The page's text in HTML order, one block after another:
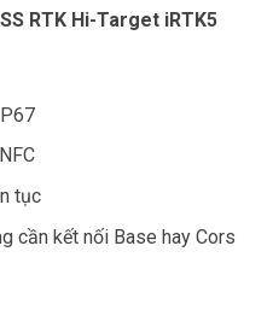
RTK Hi-Target iRTK5
tục
cần kết nối Base hay Cors